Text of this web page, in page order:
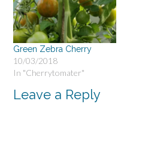
Green Zebra Cherry
10/03/2018
In "Cherrytomater"
Leave a Reply